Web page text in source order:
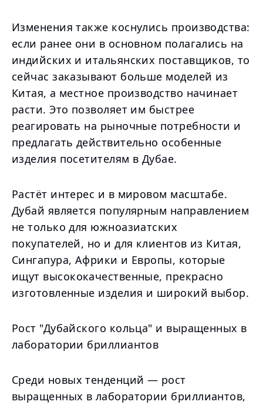
Изменения также коснулись производства:
если ранее они в основном полагались на
индийских и итальянских поставщиков, то
сейчас заказывают больше моделей из
Китая, а местное производство начинает
расти. Это позволяет им быстрее
реагировать на рыночные потребности и
предлагать действительно особенные
изделия посетителям в Дубае.
Растёт интерес и в мировом масштабе.
Дубай является популярным направлением
не только для южноазиатских
покупателей, но и для клиентов из Китая,
Сингапура, Африки и Европы, которые
ищут высококачественные, прекрасно
изготовленные изделия и широкий выбор.
Рост "Дубайского кольца" и выращенных в
лаборатории бриллиантов
Среди новых тенденций — рост
выращенных в лаборатории бриллиантов,